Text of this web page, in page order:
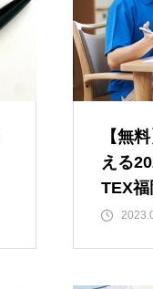
【無
える
TEX福